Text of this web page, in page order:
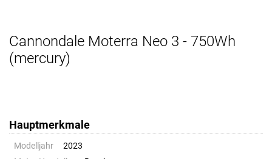
Cannondale Moterra Neo 3 - 750Wh
(mercury)
Hauptmerkmale
Modelljahr
2023